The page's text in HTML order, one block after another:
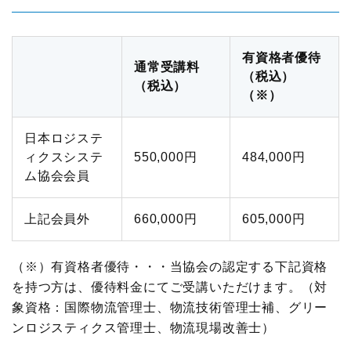
ディスクロージャ情報
お問い合わせ
改善事例大会・発表会
テーマ別研究会
ロジスティクス強調月間
展示会
国際物流総合展
サプライチェーンマネジメント
サステナビリティ
HRM（人的資源管理）
イノベーション推進
グローバル
表彰制度
通常受講料
（税込）
有資格者優待
（税込）
（※）
日本ロジステ
ィクスシステ
ム協会会員
550,000円 484,000円
上記会員外 660,000円 605,000円
（※）有資格者優待・・・当協会の認定する下記資格
を持つ方は、優待料金にてご受講いただけます。（対
象資格：国際物流管理士、物流技術管理士補、グリー
ンロジスティクス管理士、物流現場改善士）